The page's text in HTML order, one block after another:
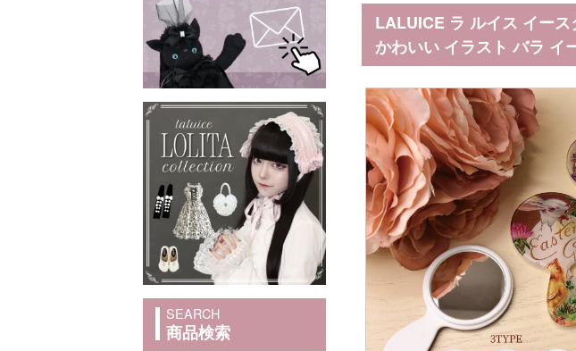
LALUICE ラ ルイス イー
かわいい イラスト バラ イ
SEARCH
商品検索